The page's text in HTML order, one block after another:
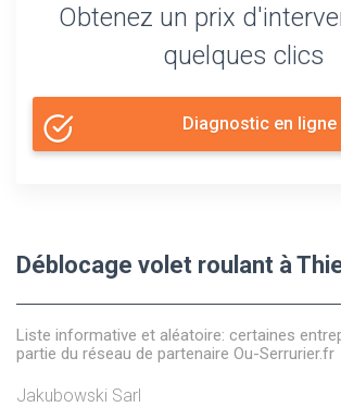
Obtenez un prix
quelques clics
Diagnostic en ligne
Déblocage volet roulant à
Liste informative et aléatoire: certaines
partie du réseau de partenaire Ou-Serrurier.fr
Jakubowski Sarl